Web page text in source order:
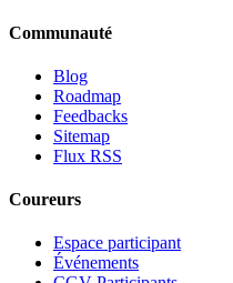
Communauté
Blog
Roadmap
Feedbacks
Sitemap
Flux RSS
Coureurs
Espace participant
Événements